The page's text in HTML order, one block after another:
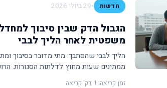
חדשות •29 ביולי 2026
הגבול הדק שבין סיבוך
משפטית לאחר הליך לבבי
הליך לבבי שהסתבך: מתי מדובר בסיבוך
ממתינים שעות מחוץ לדלתות הסגורות.
זמן קריאה: 1 דק' קריאה